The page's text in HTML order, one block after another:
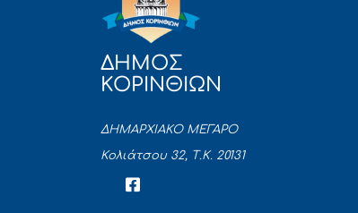
ΔΗΜΟΣ
ΚΟΡΙΝΘΙΩΝ
ΔΗΜΑΡΧΙΑΚΟ ΜΕΓΑΡΟ
Κολιάτσου 32, Τ.Κ. 20131